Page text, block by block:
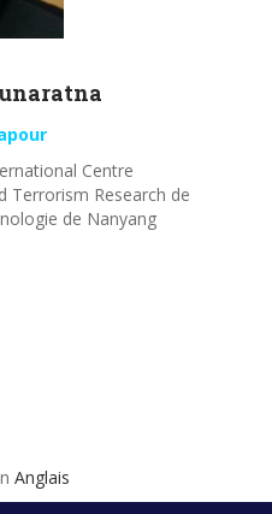
Centre
Terrorism Research de
de Nanyang
Anglais